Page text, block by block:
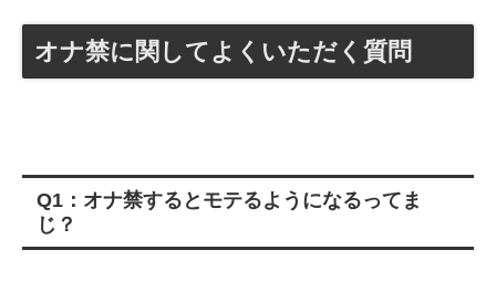
オナ禁に関してよくいただく質問
Q1：オナ禁するとモテるようになるってま
じ？